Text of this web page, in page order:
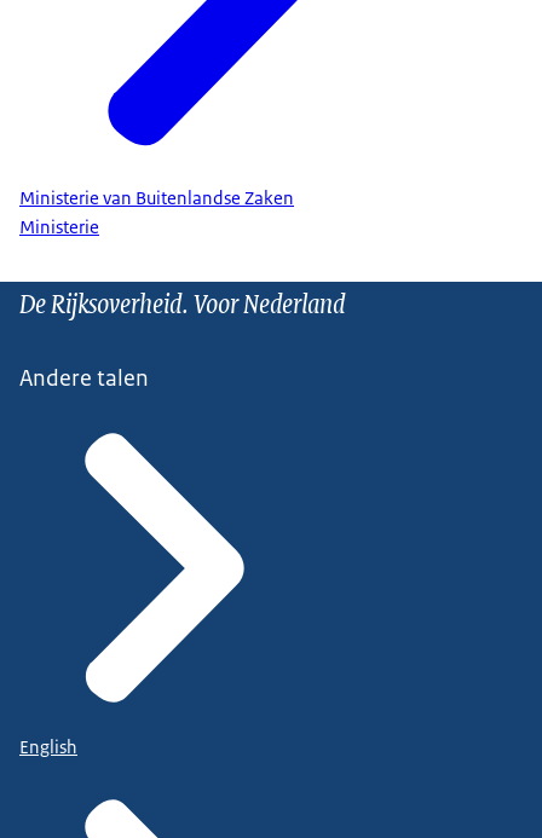
Ministerie van Buitenlandse Zaken
Ministerie
De Rijksoverheid. Voor Nederland
Andere talen
English